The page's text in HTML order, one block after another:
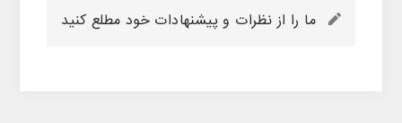
ما را از نظرات و پیشنهادات خود مطلع کنید